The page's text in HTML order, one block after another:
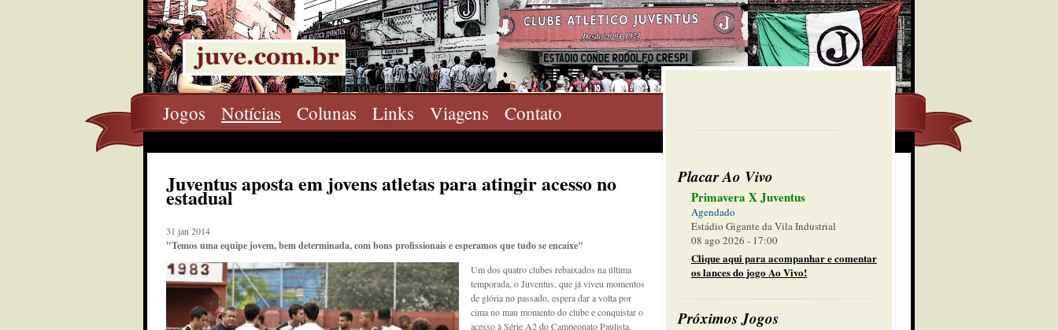
Jogos Notícias Colunas Links Viagens Contato
Placar Ao Vivo
Primavera X Juventus
Agendado
Estádio Gigante da Vila Industrial
08 ago 2026 - 17:00
Clique aqui para acompanhar e comentar
os lances do jogo Ao Vivo!
Próximos Jogos
Juventus aposta em jovens atletas para atingir acesso no
estadual
31 jan 2014
"Temos uma equipe jovem, bem determinada, com bons profissionais e esperamos que tudo se encaixe"
Um dos quatro clubes rebaixados na última
temporada, o Juventus, que já viveu momentos
de glória no passado, espera dar a volta por
cima no mau momento do clube e conquistar o
acesso à Série A2 do Campeonato Paulista.